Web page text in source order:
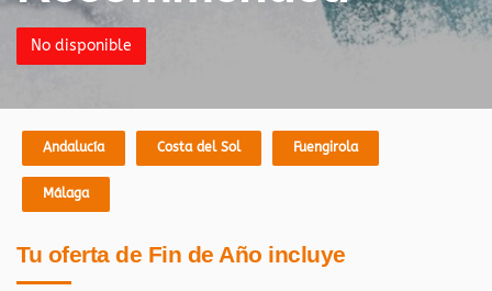
No disponible
Andalucía Costa del Sol Fuengirola
Málaga
Tu oferta de Fin de Año incluye